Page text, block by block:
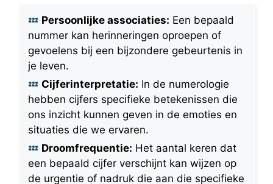
Persoonlijke associaties: Een bepaald
nummer kan herinneringen oproepen of
gevoelens bij een bijzondere gebeurtenis in
je leven.
Cijferinterpretatie: In de numerologie
hebben cijfers specifieke betekenissen die
ons inzicht kunnen geven in de emoties en
situaties die we ervaren.
Droomfrequentie: Het aantal keren dat
een bepaald cijfer verschijnt kan wijzen op
de urgentie of nadruk die aan die specifieke